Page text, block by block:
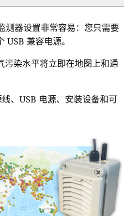
测器设置非常容易：您只需要
兼容电源。
污染水平将立即在地图上和通
、USB 电源、安装设备和可